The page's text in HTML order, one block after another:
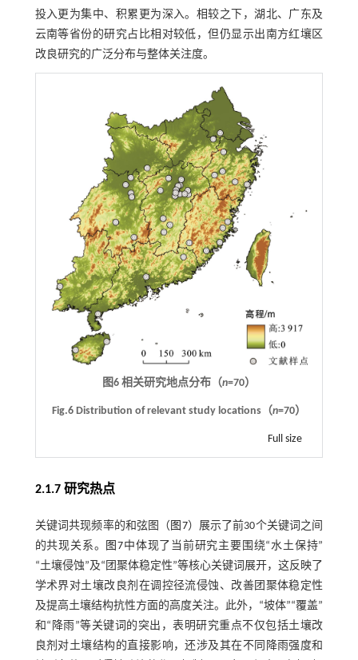
投入更为集中、积累更为深入。相较之下，湖北、广东及
云南等省份的研究占比相对较低，但仍显示出南方红壤区
改良研究的广泛分布与整体关注度。
图6 相关研究地点分布（n=70）
Fig.6 Distribution of relevant study locations（n=70）
Full size
2.1.7 研究热点
关键词共现频率的和弦图（ 图7）展示了前30个关键词之间
的共现关系。
图7中体现了当前研究主要围绕“水土保持”
“土壤侵蚀”及“团聚体稳定性”等核心关键词展开，这反映了
学术界对土壤改良剂在调控径流侵蚀、改善团聚体稳定性
及提高土壤结构抗性方面的高度关注。此外，“坡体”“覆盖”
和“降雨”等关键词的突出，表明研究重点不仅包括土壤改
良剂对土壤结构的直接影响，还涉及其在不同降雨强度和